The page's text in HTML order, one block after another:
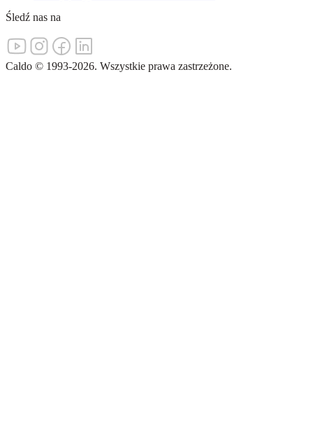
Śledź nas na
Caldo © 1993-2026. Wszystkie prawa zastrzeżone.